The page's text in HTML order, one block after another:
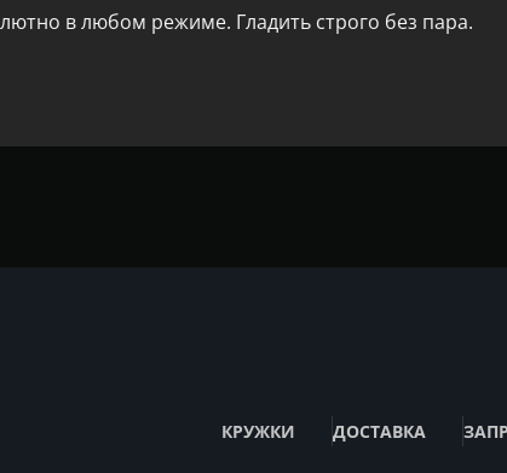
в любом режиме. Гладить строго без пара.
КРУЖКИ ДОСТАВКА